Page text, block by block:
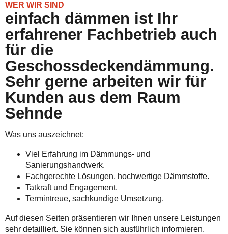
WER WIR SIND
einfach dämmen ist Ihr
erfahrener Fachbetrieb auch
für die
Geschossdeckendämmung.
Sehr gerne arbeiten wir für
Kunden aus dem Raum
Sehnde
Was uns auszeichnet:
Viel Erfahrung im Dämmungs- und
Sanierungshandwerk.
Fachgerechte Lösungen, hochwertige Dämmstoffe.
Tatkraft und Engagement.
Termintreue, sachkundige Umsetzung.
Auf diesen Seiten präsentieren wir Ihnen unsere Leistungen
sehr detailliert. Sie können sich ausführlich informieren.